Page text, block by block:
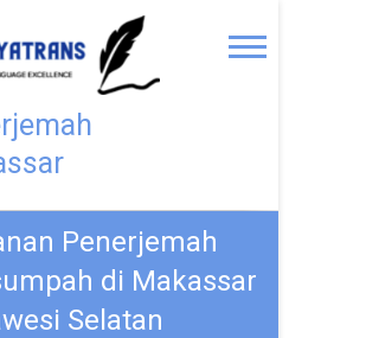
Penerjemah
di Makassar
Selatan